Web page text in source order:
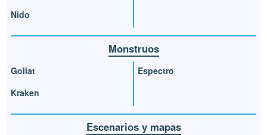
Nido
Monstruos
Goliat
Kraken
Espectro
Escenarios y mapas